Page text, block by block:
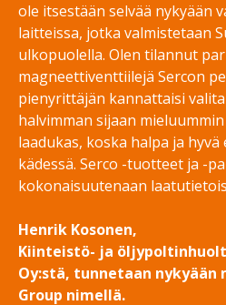
ole itsestään selvää nykyään
laitteissa, jotka valmistetaan
ulkopuolella. Olen tilannut
magneettiventtiilejä Sercon
pienyrittäjän kannattaisi
halvimman sijaan
laadukas, koska halpa ja hyvä
kädessä. Serco -tuotteet ja -
kokonaisuutenaan
Henrik Kosonen,
Kiinteistö- ja
Oy:stä, tunnetaan nykyään
Group nimellä.